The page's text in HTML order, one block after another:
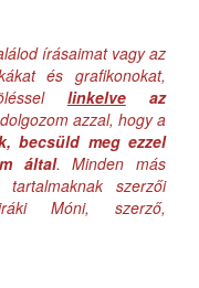
írásaimat vagy az
és grafikonokat,
linkelveaz
azzal, hogy a
becsüld meg ezzel
által. Minden más
szerzői
Móni, szerző,